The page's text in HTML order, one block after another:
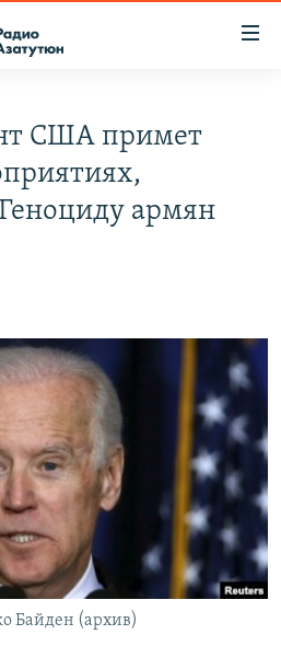
США примет
армян
Байден (архив)